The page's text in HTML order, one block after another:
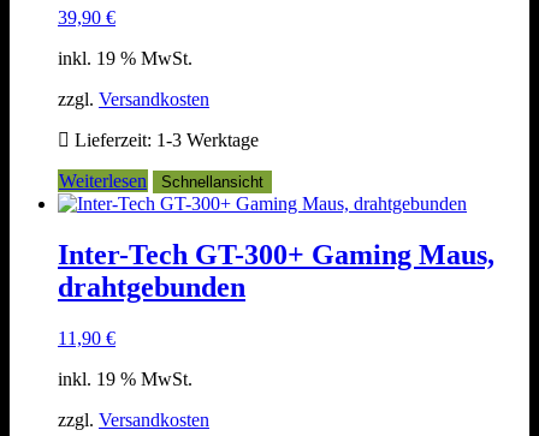
39,90 €
inkl. 19 % MwSt.
zzgl. Versandkosten
Lieferzeit: 1-3 Werktage
Weiterlesen
Schnellansicht
Inter-Tech GT-300+ Gaming Maus,
drahtgebunden
11,90 €
inkl. 19 % MwSt.
zzgl. Versandkosten